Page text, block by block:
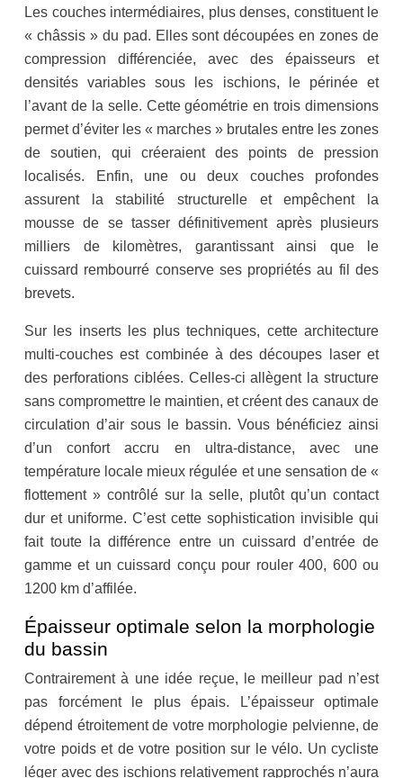
Les couches intermédiaires, plus denses, constituent le
« châssis » du pad. Elles sont découpées en zones de
compression différenciée, avec des épaisseurs et
densités variables sous les ischions, le périnée et
l’avant de la selle. Cette géométrie en trois dimensions
permet d’éviter les « marches » brutales entre les zones
de soutien, qui créeraient des points de pression
localisés. Enfin, une ou deux couches profondes
assurent la stabilité structurelle et empêchent la
mousse de se tasser définitivement après plusieurs
milliers de kilomètres, garantissant ainsi que le
cuissard rembourré conserve ses propriétés au fil des
brevets.
Sur les inserts les plus techniques, cette architecture
multi-couches est combinée à des découpes laser et
des perforations ciblées. Celles-ci allègent la structure
sans compromettre le maintien, et créent des canaux de
circulation d’air sous le bassin. Vous bénéficiez ainsi
d’un confort accru en ultra-distance, avec une
température locale mieux régulée et une sensation de «
flottement » contrôlé sur la selle, plutôt qu’un contact
dur et uniforme. C’est cette sophistication invisible qui
fait toute la différence entre un cuissard d’entrée de
gamme et un cuissard conçu pour rouler 400, 600 ou
1200 km d’affilée.
Épaisseur optimale selon la morphologie
du bassin
Contrairement à une idée reçue, le meilleur pad n’est
pas forcément le plus épais. L’épaisseur optimale
dépend étroitement de votre morphologie pelvienne, de
votre poids et de votre position sur le vélo. Un cycliste
léger avec des ischions relativement rapprochés n’aura